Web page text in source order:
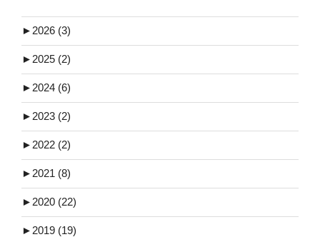
► 2026 (3)
► 2025 (2)
► 2024 (6)
► 2023 (2)
► 2022 (2)
► 2021 (8)
► 2020 (22)
► 2019 (19)